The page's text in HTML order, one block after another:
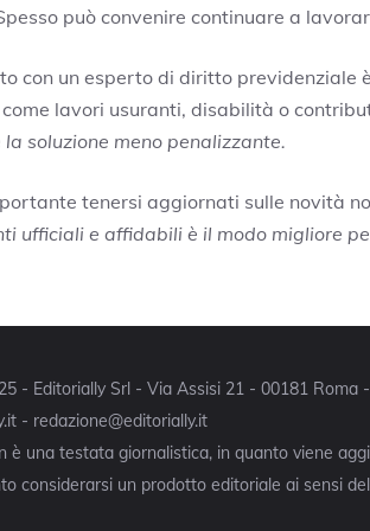
può convenire continuare a
con un esperto di diritto previdenziale
lavori usuranti, disabilità o
soluzione meno penalizzante.
tenersi aggiornati sulle novità
ufficiali e affidabili è il modo migliore
- Editorially Srl - Via Assisi 21 - 00181 Roma
- redazione@editorially.it
è una testata giornalistica, in quanto viene
considerarsi un prodotto editoriale ai sensi